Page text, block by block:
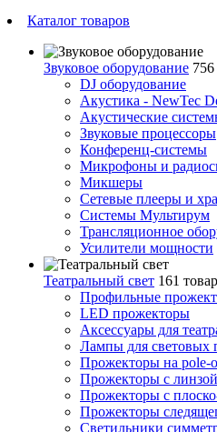
Каталог товаров
Звуковое оборудование 756
DJ оборудование
Акустика - NewTec
Акустические
Звуковые процессоры
Конференц-системы
Микрофоны и
Микшеры
Сетевые плееры и
Системы Мультирум
Трансляционное
Усилители мощности
Театральный свет 161 товар
Профильные
LED прожекторы
Аксессуары для
Лампы для световых
Прожекторы на pole-
Прожекторы с
Прожекторы с
Прожекторы
Светильники